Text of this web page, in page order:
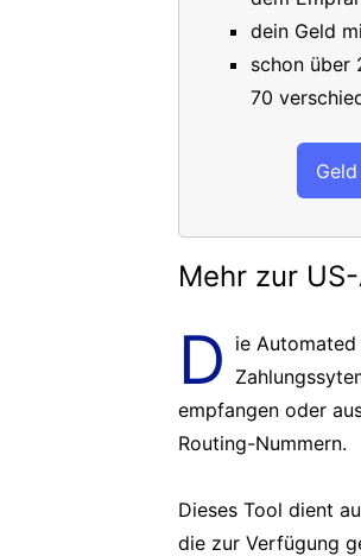
dein Geld
schon über
70
Mehr zur
D ie
empfangen oder
Routing-Nummern.
Dieses Tool dient
die zur Verfügung